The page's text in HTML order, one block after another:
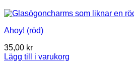
Ahoy! (röd)
35,00 kr
Lägg till i varukorg